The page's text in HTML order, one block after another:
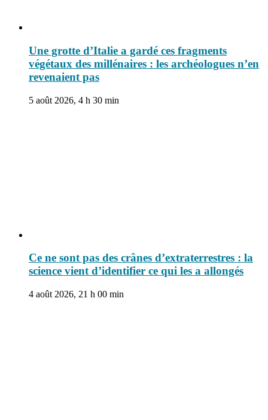
Une grotte d’Italie a gardé ces fragments
végétaux des millénaires : les archéologues n’en
revenaient pas
5 août 2026, 4 h 30 min
Ce ne sont pas des crânes d’extraterrestres : la
science vient d’identifier ce qui les a allongés
4 août 2026, 21 h 00 min